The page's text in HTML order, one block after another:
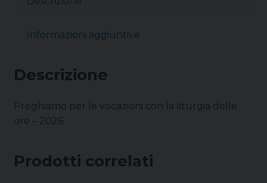
Informazioni aggiuntive
Descrizione
Preghiamo per le vocazioni con la liturgia delle
ore – 2026
Prodotti correlati